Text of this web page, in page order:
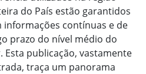
do País estão garantidos
informações contínuas e de
prazo do nível médio do
Esta publicação, vastamente
traça um panorama